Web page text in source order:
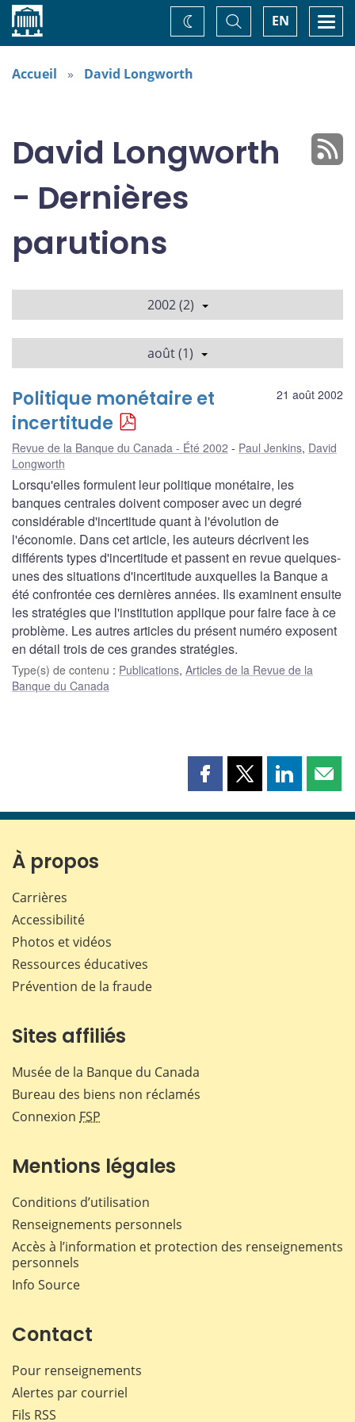
Accueil EN
Basculer
la
recherche
Changez
de
thème
Accueil David Longworth
David Longworth
- Dernières
parutions
2002 (2)
août (1)
21 août 2002
Politique monétaire et
incertitude
Revue de la Banque du Canada - Été 2002 Paul Jenkins, David
Longworth
Lorsqu'elles formulent leur politique monétaire, les
banques centrales doivent composer avec un degré
considérable d'incertitude quant à l'évolution de
l'économie. Dans cet article, les auteurs décrivent les
différents types d'incertitude et passent en revue quelques-
unes des situations d'incertitude auxquelles la Banque a
été confrontée ces dernières années. Ils examinent ensuite
les stratégies que l'institution applique pour faire face à ce
problème. Les autres articles du présent numéro exposent
en détail trois de ces grandes stratégies.
Type(s) de contenu : Publications, Articles de la Revue de la
Banque du Canada
Partager
page
Partager
page
Partager
page page
À propos
Carrières
Accessibilité
Photos et vidéos
Ressources éducatives
Prévention de la fraude
Sites affiliés
Musée de la Banque du Canada
Bureau des biens non réclamés
Connexion FSP
Mentions légales
Conditions d’utilisation
Renseignements personnels
Accès à l’information et protection des renseignements
personnels
Info Source
Contact
Pour renseignements
Alertes par courriel
Fils RSS